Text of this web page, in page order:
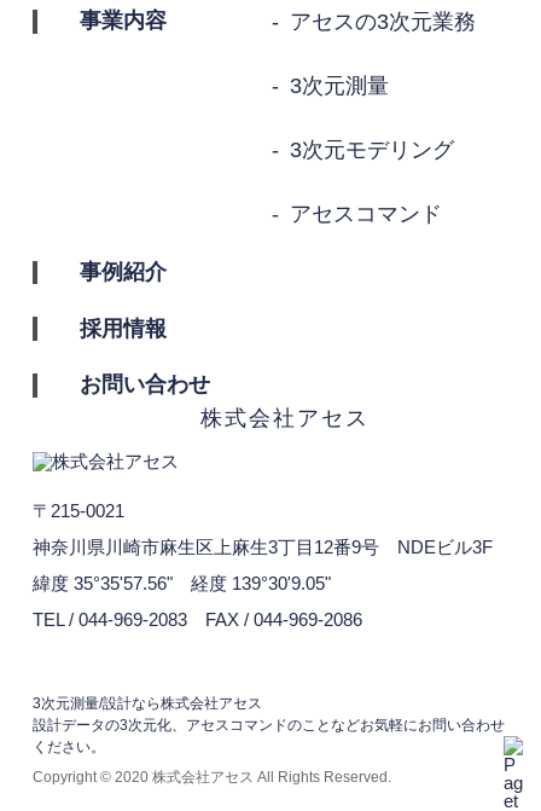
事業内容 アセスの3次元業務
3次元測量
3次元モデリング
アセスコマンド
事例紹介
採用情報
お問い合わせ
〒215-0021
神奈川県川崎市麻生区上麻生3丁目12番9号 NDEビル3F
緯度 35°35'57.56" 経度 139°30'9.05"
TEL / 044-969-2083
FAX / 044-969-2086
3次元測量/設計なら株式会社アセス
設計データの3次元化、アセスコマンドのことなどお気軽にお問い合わせ
ください。
Copyright © 2020 株式会社アセス All Rights Reserved.